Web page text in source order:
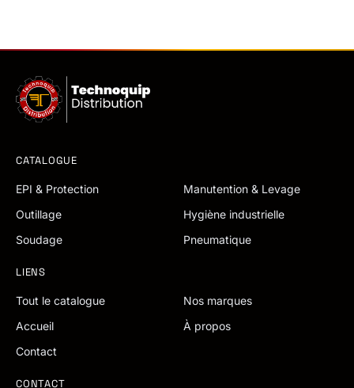
CATALOGUE
EPI & Protection
Manutention & Levage
Outillage
Hygiène industrielle
Soudage
Pneumatique
LIENS
Tout le catalogue
Nos marques
Accueil
À propos
Contact
CONTACT